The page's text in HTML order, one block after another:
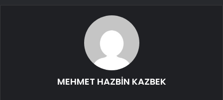
MEHMET HAZBİN KAZBEK